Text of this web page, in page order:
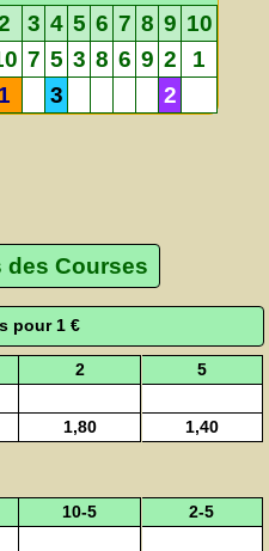
3 4 5 6 7 8 9 10
7 5 3 8 6 9 2
1
1 3 2
des Courses
pour 1 €
2
5
1,80 1,40
10-5
2-5